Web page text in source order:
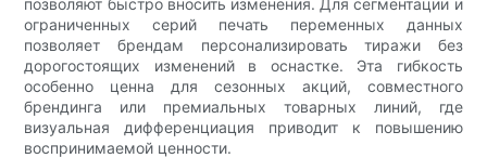
ограниченных серий печать переменных данных
позволяет брендам персонализировать тиражи без
дорогостоящих изменений в оснастке. Эта гибкость
особенно ценна для сезонных акций, совместного
брендинга или премиальных товарных линий, где
визуальная дифференциация приводит к повышению
воспринимаемой ценности.